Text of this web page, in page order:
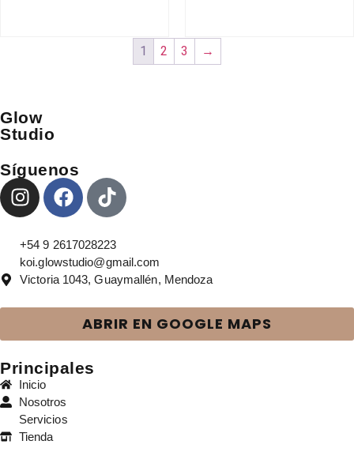
1 2 3 →
Glow
Studio
Síguenos
+54 9 2617028223
koi.glowstudio@gmail.com
Victoria 1043, Guaymallén, Mendoza
ABRIR EN GOOGLE MAPS
Principales
Inicio
Nosotros
Servicios
Tienda